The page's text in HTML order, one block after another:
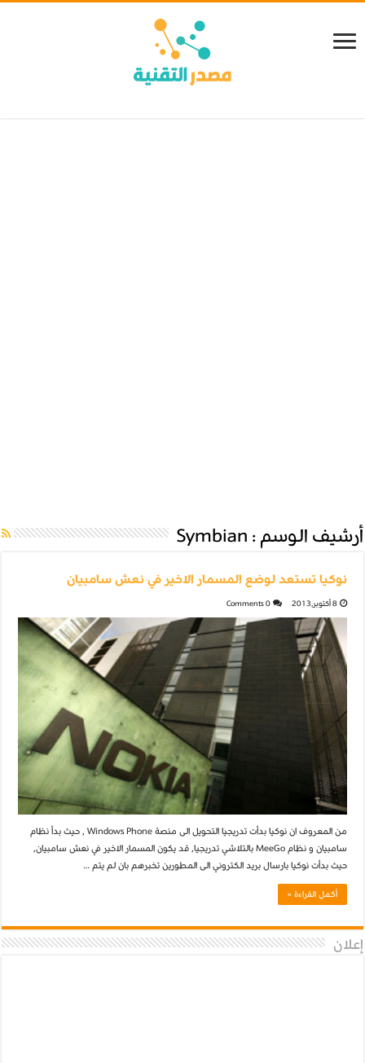
أرشيف الوسم : Symbian
نوكيا تستعد لوضع المسمار الاخير في نعش سامبيان
8 أكتوبر,2013 0 Comments
من المعروف ان نوكيا بدأت تدريجيا التحويل الى منصة Windows Phone , حيث بدأ نظام
سامبيان و نظام MeeGo بالتلاشي تدريجيا, قد يكون المسمار الاخير في نعش سامبيان,
حيث بدأت نوكيا بارسال بريد الكتروني الى المطورين تخبرهم بان لم يتم …
أكمل القراءة »
إعلان